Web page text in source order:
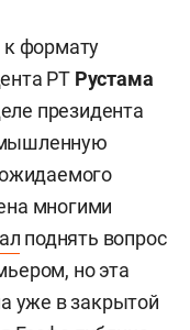
к формату
РТ Рустама
президента
ожидаемого
многими
поднять вопрос
но эта
уже в закрытой